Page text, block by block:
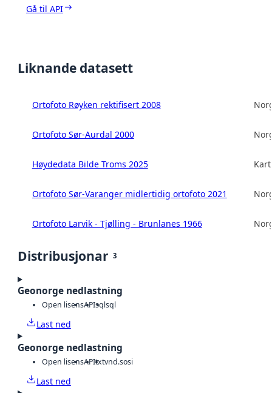
Gå til API
Liknande datasett
Ortofoto Røyken rektifisert 2008
Ortofoto Sør-Aurdal 2000
Høydedata Bilde Troms 2025
Ortofoto Sør-Varanger midlertidig ortofoto 2021
Ortofoto Larvik - Tjølling - Brunlanes 1966
Distribusjonar 3
Geonorge nedlastning
Open lisensAPIsqlsql
Last ned
Geonorge nedlastning
Open lisensAPItxtvnd.sosi
Last ned